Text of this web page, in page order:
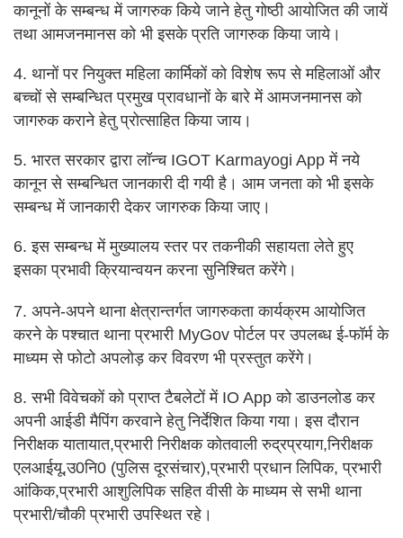
कानूनों के सम्बन्ध में जागरुक किये जाने हेतु गोष्ठी आयोजित की जायें
तथा आमजनमानस को भी इसके प्रति जागरुक किया जाये।
4. थानों पर नियुक्त महिला कार्मिकों को विशेष रूप से महिलाओं और
बच्चों से सम्बन्धित प्रमुख प्रावधानों के बारे में आमजनमानस को
जागरुक कराने हेतु प्रोत्साहित किया जाय।
5. भारत सरकार द्वारा लॉन्च IGOT Karmayogi App में नये
कानून से सम्बन्धित जानकारी दी गयी है। आम जनता को भी इसके
सम्बन्ध में जानकारी देकर जागरुक किया जाए।
6. इस सम्बन्ध में मुख्यालय स्तर पर तकनीकी सहायता लेते हुए
इसका प्रभावी क्रियान्वयन करना सुनिश्चित करेंगे।
7. अपने-अपने थाना क्षेत्रान्तर्गत जागरुकता कार्यक्रम आयोजित
करने के पश्चात थाना प्रभारी MyGov पोर्टल पर उपलब्ध ई-फॉर्म के
माध्यम से फोटो अपलोड़ कर विवरण भी प्रस्तुत करेंगे।
8. सभी विवेचकों को प्राप्त टैबलेटों में IO App को डाउनलोड कर
अपनी आईडी मैपिंग करवाने हेतु निर्देशित किया गया। इस दौरान
निरीक्षक यातायात,प्रभारी निरीक्षक कोतवाली रुद्रप्रयाग,निरीक्षक
एलआईयू,उ0नि0 (पुलिस दूरसंचार),प्रभारी प्रधान लिपिक, प्रभारी
आंकिक,प्रभारी आशुलिपिक सहित वीसी के माध्यम से सभी थाना
प्रभारी/चौकी प्रभारी उपस्थित रहे।